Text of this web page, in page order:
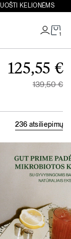
KELIONĖMS
1
236 atsiliepimų
139,50€
Original
125,55 €
Current